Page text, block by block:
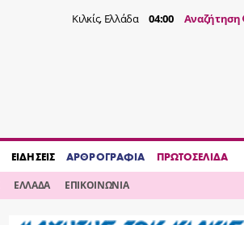
Κιλκίς, Ελλάδα 04:00 Αναζήτηση
ΕΙΔΗΣΕΙΣ ΑΡΘΡΟΓΡΑΦΙΑ ΠΡΩΤΟΣΕΛΙΔΑ
ΕΛΛΑΔΑ ΕΠΙΚΟΙΝΩΝΙΑ